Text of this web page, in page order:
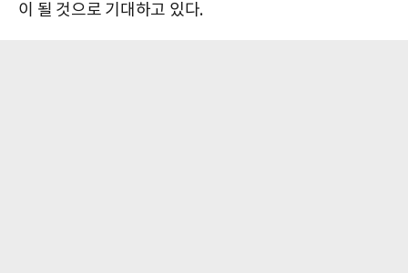
이 될 것으로 기대하고 있다.